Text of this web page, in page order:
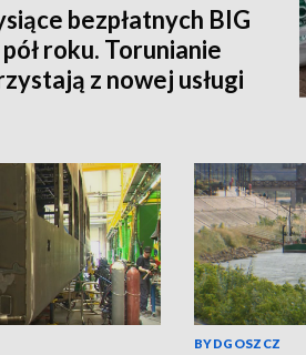
bezpłatnych BIG
roku. Torunianie
z nowej usługi
BYDGOSZCZ